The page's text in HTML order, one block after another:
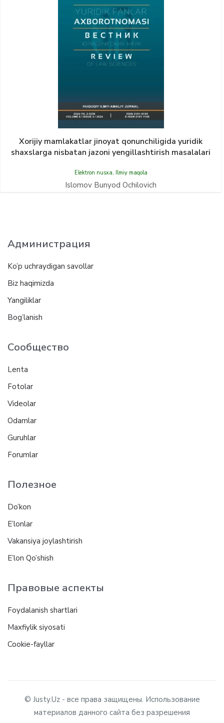
Xorijiy mamlakatlar jinoyat qonunchiligida yuridik
shaxslarga nisbatan jazoni yengillashtirish masalalari
Elektron nusxa, Ilmiy maqola
Islomov Bunyod Ochilovich
Администрация
Ko’p uchraydigan savollar
Biz haqimizda
Yangiliklar
Bog’lanish
Сообщество
Lenta
Fotolar
Videolar
Odamlar
Guruhlar
Forumlar
Полезное
Do’kon
E’lonlar
Vakansiya joylashtirish
E’lon Qo’shish
Правовые аспекты
Foydalanish shartlari
Maxfiylik siyosati
Cookie-fayllar
© Justy.Uz - все права защищены. Использование
материалов данного сайта без разрешения